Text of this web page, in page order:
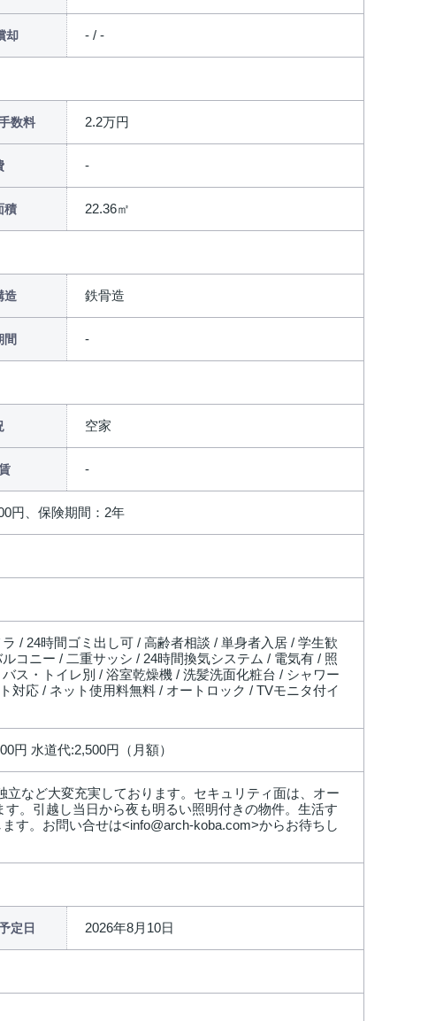
却 - / -
数料 2.2万円
積 22.36㎡
造 鉄骨造
間
空家
円、保険期間：2年
/ 24時間ゴミ出し可 / 高齢者相談 / 単身者入居 / 学生歓
コニー / 二重サッシ / 24時間換気システム / 電気有 / 照
ス・トイレ別 / 浴室乾燥機 / 洗髪洗面化粧台 / シャワー
対応 / ネット使用料無料 / オートロック / TVモニタ付イ
円 水道代:2,500円（月額）
など大変充実しております。セキュリティ面は、オー
。引越し当日から夜も明るい照明付きの物件。生活す
す。お問い合せは<info@arch-koba.com>からお待ちし
定日 2026年8月10日